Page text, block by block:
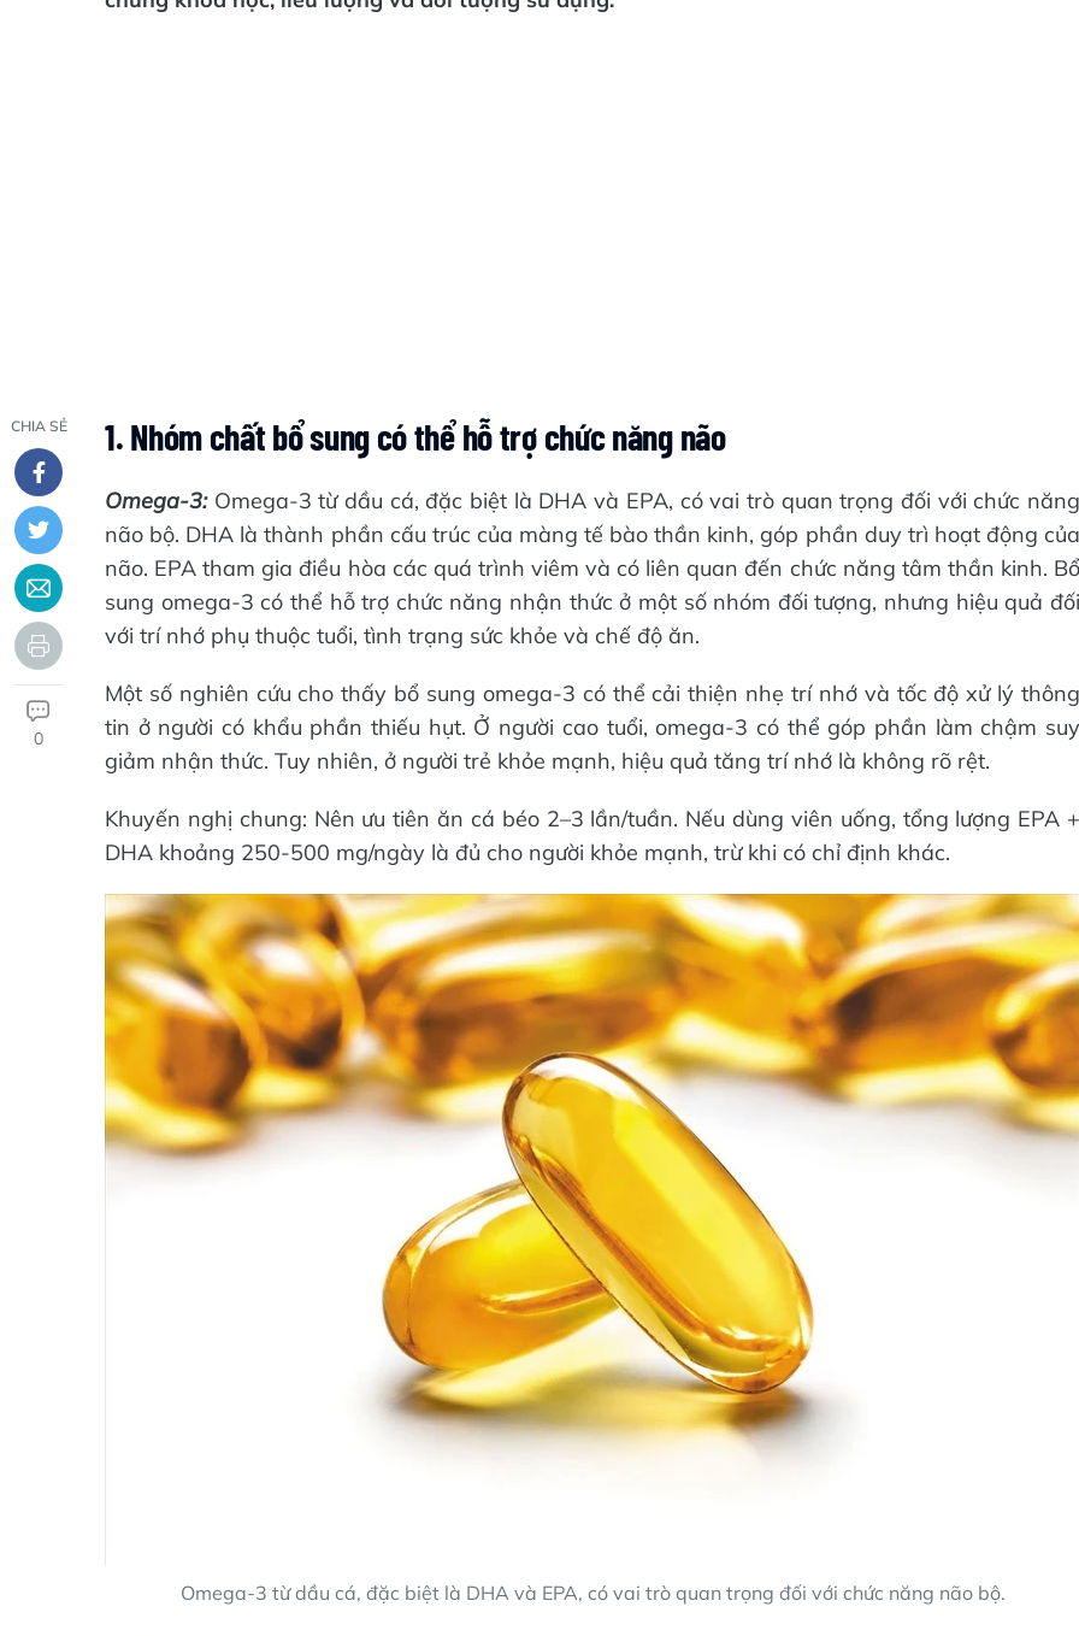
CHIA SẺ
0
1. Nhóm chất bổ sung có thể hỗ trợ chức năng não
Omega-3: Omega-3 từ dầu cá, đặc biệt là DHA và EPA, có vai trò quan trọng đối với chức
não bộ. DHA là thành phần cấu trúc của màng tế bào thần kinh, góp phần duy trì hoạt động của
não. EPA tham gia điều hòa các quá trình viêm và có liên quan đến chức năng tâm thần kinh. Bổ
sung omega-3 có thể hỗ trợ chức năng nhận thức ở một số nhóm đối tượng, nhưng hiệu quả đối
với trí nhớ phụ thuộc tuổi, tình trạng sức khỏe và chế độ ăn.
Một số nghiên cứu cho thấy bổ sung omega-3 có thể cải thiện nhẹ trí nhớ và tốc độ xử lý thông
tin ở người có khẩu phần thiếu hụt. Ở người cao tuổi, omega-3 có thể góp phần làm chậm suy
giảm nhận thức. Tuy nhiên, ở người trẻ khỏe mạnh, hiệu quả tăng trí nhớ là không rõ rệt.
Khuyến nghị chung: Nên ưu tiên ăn cá béo 2–3 lần/tuần. Nếu dùng viên uống, tổng lượng EPA +
DHA khoảng 250-500 mg/ngày là đủ cho người khỏe mạnh, trừ khi có chỉ định khác.
Omega-3 từ dầu cá, đặc biệt là DHA và EPA, có vai trò quan trọng đối với chức năng não bộ.